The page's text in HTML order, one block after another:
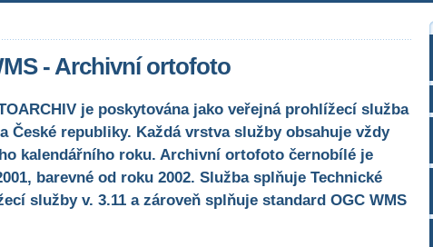
- Archivní ortofoto
je poskytována jako veřejná prohlížecí služba
České republiky. Každá vrstva služby obsahuje vždy
kalendářního roku. Archivní ortofoto černobílé je
barevné od roku 2002. Služba splňuje Technické
služby v. 3.11 a zároveň splňuje standard OGC WMS